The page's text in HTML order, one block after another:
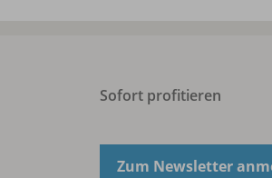
Sofort profitieren
Zum Newsletter